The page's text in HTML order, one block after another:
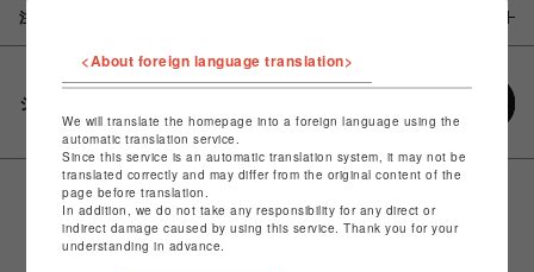
注意事項
シェアする
<About foreign language translation>
We will translate the homepage into a foreign language using the
automatic translation service.
Since this service is an automatic translation system, it may not be
translated correctly and may differ from the original content of the
page before translation.
In addition, we do not take any responsibility for any direct or
indirect damage caused by using this service. Thank you for your
understanding in advance.